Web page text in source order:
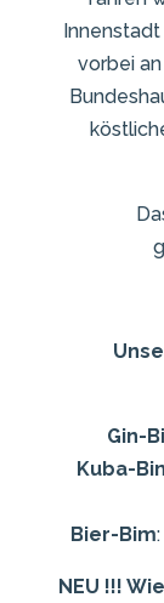
vorbei
Gin-
Kuba-
Bier-Bim
NEU !!!